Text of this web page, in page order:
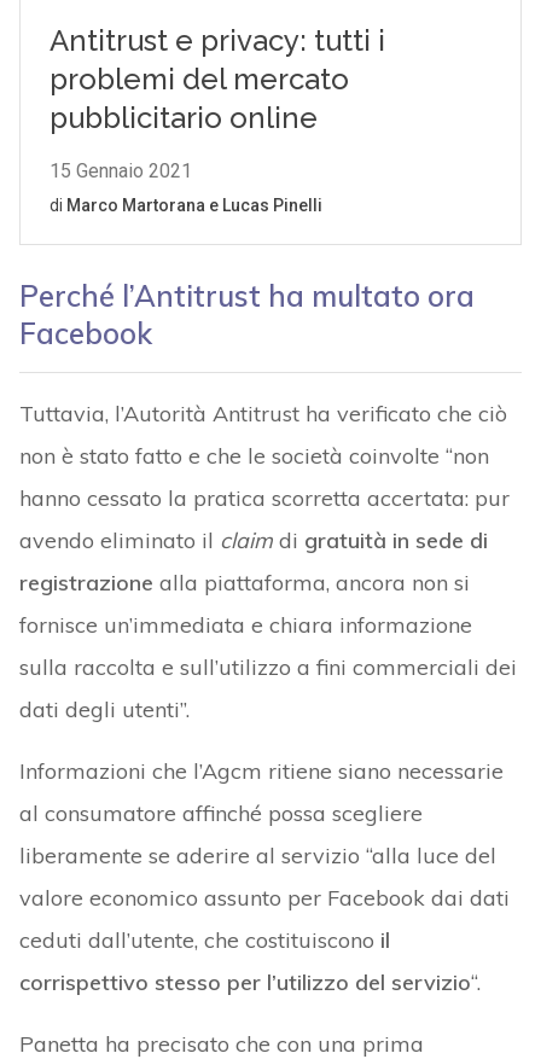
Perché l’Antitrust ha multato ora
Facebook
Tuttavia, l’Autorità Antitrust ha verificato che ciò
non è stato fatto e che le società coinvolte “non
hanno cessato la pratica scorretta accertata: pur
avendo eliminato il claimdi gratuità in sede di
registrazione alla piattaforma, ancora non si
fornisce un’immediata e chiara informazione
sulla raccolta e sull’utilizzo a fini commerciali dei
dati degli utenti”.
Informazioni che l’Agcm ritiene siano necessarie
al consumatore affinché possa scegliere
liberamente se aderire al servizio “alla luce del
valore economico assunto per Facebook dai dati
ceduti dall’utente, che costituiscono il
corrispettivo stesso per l’utilizzo del servizio“.
Panetta ha precisato che con una prima